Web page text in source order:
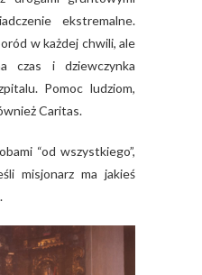
ekstremalne.
w każdej chwili, ale
czas i dziewczynka
Pomoc ludziom,
Caritas.
“od wszystkiego”,
misjonarz ma jakieś